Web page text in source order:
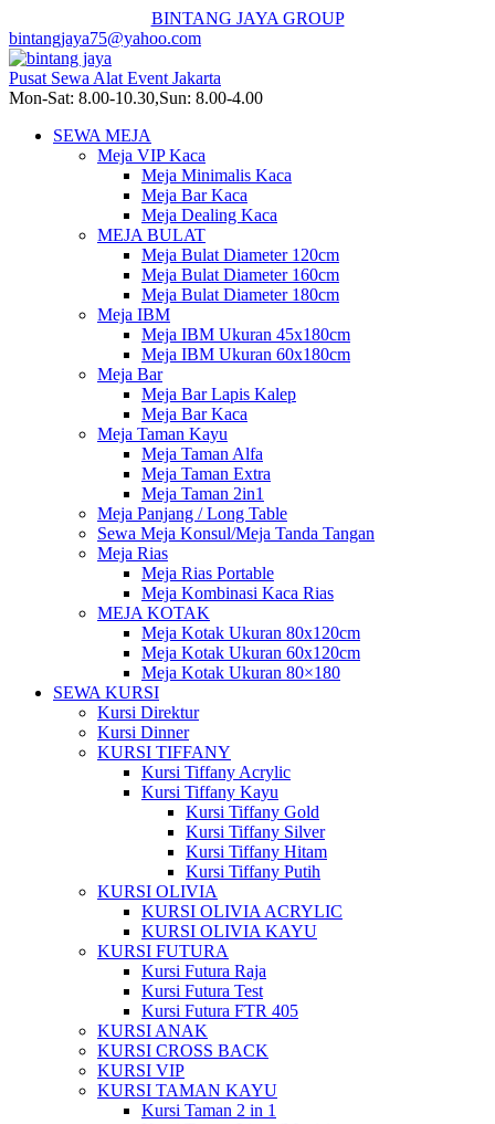
BINTANG JAYA GROUP
bintangjaya75@yahoo.com
Pusat Sewa Alat Event Jakarta
Mon-Sat: 8.00-10.30,Sun: 8.00-4.00
SEWA MEJA
Meja VIP Kaca
Meja Minimalis Kaca
Meja Bar Kaca
Meja Dealing Kaca
MEJA BULAT
Meja Bulat Diameter 120cm
Meja Bulat Diameter 160cm
Meja Bulat Diameter 180cm
Meja IBM
Meja IBM Ukuran 45x180cm
Meja IBM Ukuran 60x180cm
Meja Bar
Meja Bar Lapis Kalep
Meja Bar Kaca
Meja Taman Kayu
Meja Taman Alfa
Meja Taman Extra
Meja Taman 2in1
Meja Panjang / Long Table
Sewa Meja Konsul/Meja Tanda Tangan
Meja Rias
Meja Rias Portable
Meja Kombinasi Kaca Rias
MEJA KOTAK
Meja Kotak Ukuran 80x120cm
Meja Kotak Ukuran 60x120cm
Meja Kotak Ukuran 80×180
SEWA KURSI
Kursi Direktur
Kursi Dinner
KURSI TIFFANY
Kursi Tiffany Acrylic
Kursi Tiffany Kayu
Kursi Tiffany Gold
Kursi Tiffany Silver
Kursi Tiffany Hitam
Kursi Tiffany Putih
KURSI OLIVIA
KURSI OLIVIA ACRYLIC
KURSI OLIVIA KAYU
KURSI FUTURA
Kursi Futura Raja
Kursi Futura Test
Kursi Futura FTR 405
KURSI ANAK
KURSI CROSS BACK
KURSI VIP
KURSI TAMAN KAYU
Kursi Taman 2 in 1